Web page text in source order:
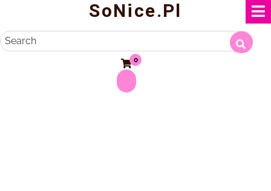
content
SoNice.pl
Search
0